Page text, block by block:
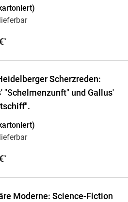
*
Scherzreden:
"Schelmenzunft" und Gallus'
*
Moderne: Science-Fiction